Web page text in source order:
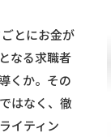
とにお金が
なる求職者
くか。その
はなく、徹
イティン